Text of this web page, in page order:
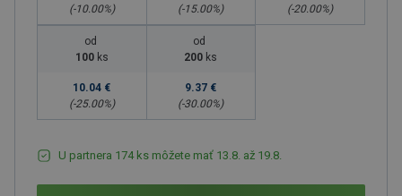
(-10.00%)
(-15.00%)
(-20.00%)
od
100 ks
10.04 €
(-25.00%)
od
200 ks
9.37 €
(-30.00%)
U partnera 174 ks môžete mať 13.8. až 19.8.